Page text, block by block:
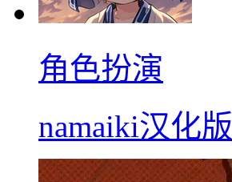
角色扮演
namaiki汉化版